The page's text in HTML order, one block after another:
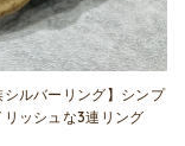
シルバーリング】シンプ
リッシュな3連リング